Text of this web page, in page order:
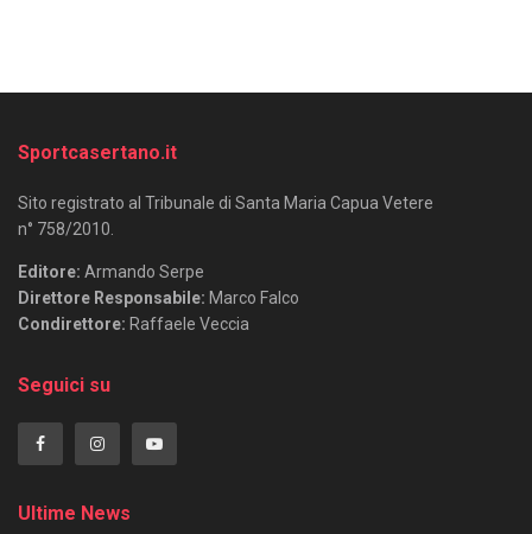
Sportcasertano.it
Sito registrato al Tribunale di Santa Maria Capua Vetere
n° 758/2010.
Editore: Armando Serpe
Direttore Responsabile: Marco Falco
Condirettore: Raffaele Veccia
Seguici su
Ultime News